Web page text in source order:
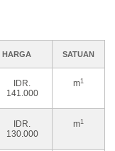
HARGA SATUAN
IDR.
141.000
m1
IDR.
130.000
m1